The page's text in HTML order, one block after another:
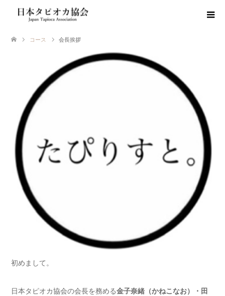
コース 会長挨拶
初めまして。
日本タピオカ協会の会長を務める金子奈緒（かねこなお）・田